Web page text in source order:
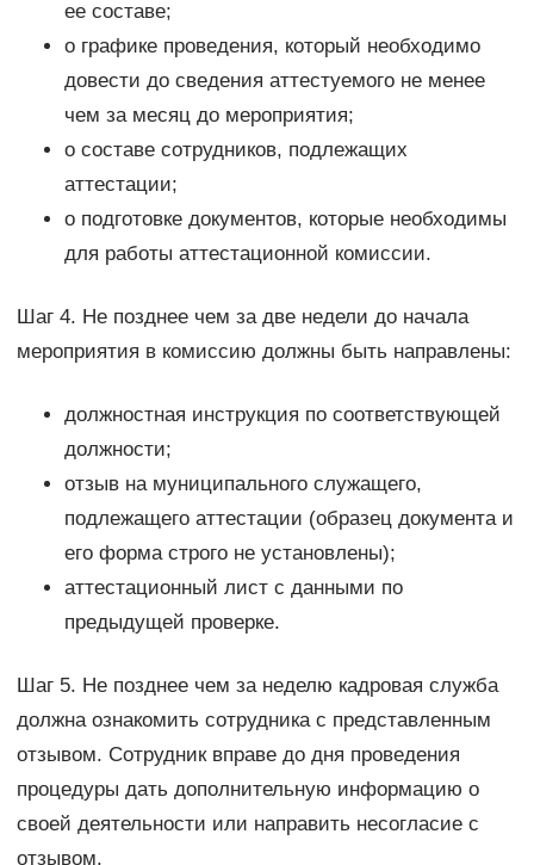
ее составе;
о графике проведения, который необходимо
довести до сведения аттестуемого не менее
чем за месяц до мероприятия;
о составе сотрудников, подлежащих
аттестации;
о подготовке документов, которые необходимы
для работы аттестационной комиссии.
Шаг 4. Не позднее чем за две недели до начала
мероприятия в комиссию должны быть направлены:
должностная инструкция по соответствующей
должности;
отзыв на муниципального служащего,
подлежащего аттестации (образец документа и
его форма строго не установлены);
аттестационный лист с данными по
предыдущей проверке.
Шаг 5. Не позднее чем за неделю кадровая служба
должна ознакомить сотрудника с представленным
отзывом. Сотрудник вправе до дня проведения
процедуры дать дополнительную информацию о
своей деятельности или направить несогласие с
отзывом.